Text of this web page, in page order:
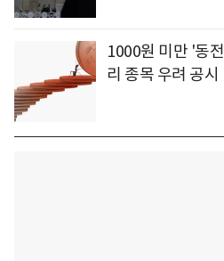
1000원 미만 '동
리 종목 우려 공시